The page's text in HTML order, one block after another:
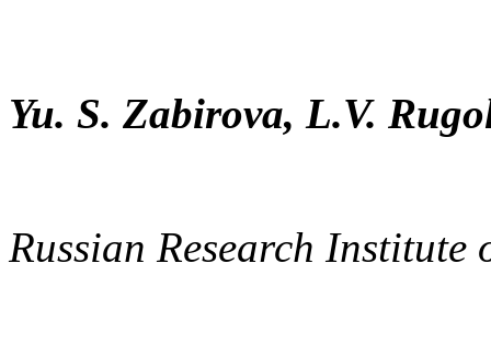
Yu. S. Zabirova, L.V.
Russian Research Institute